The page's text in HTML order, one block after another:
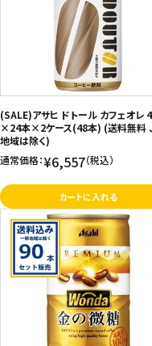
SHOP GUIDE
ご利用ガイド
お問い合わせ
特定商取引法表示につい
プライバシーポリシー
利用規約
会社概要
(SALE)アサヒ ドトール カフェオレ
×24本×2ケース(48本) (送料無料
地域は除く)
通常価格：¥6,557（税込）
カートに入れる